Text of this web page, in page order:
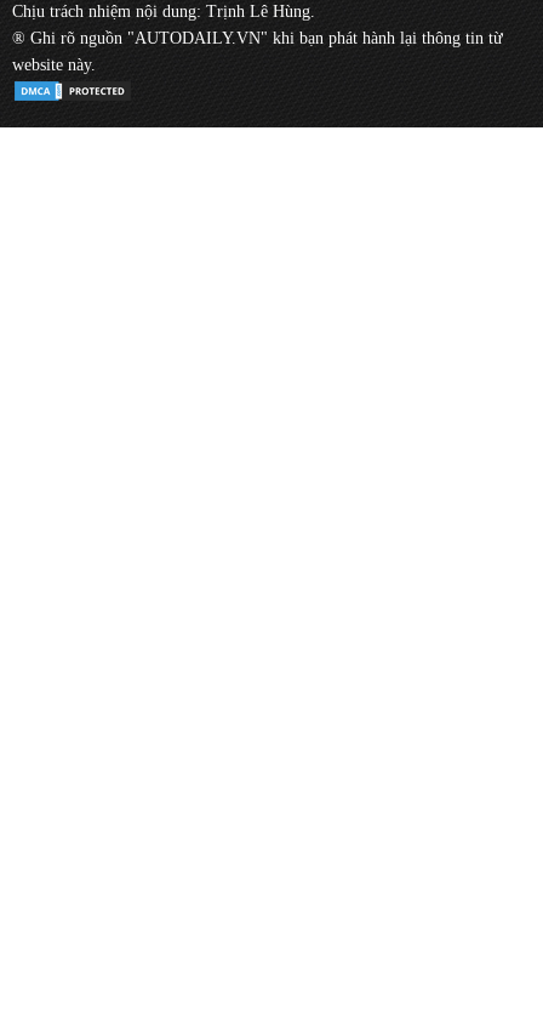
Chịu trách nhiệm nội dung: Trịnh Lê Hùng.
® Ghi rõ nguồn "AUTODAILY.VN" khi bạn phát hành lại thông tin từ
website này.